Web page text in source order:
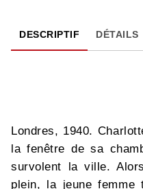
DESCRIPTIF DÉTAILS
Londres, 1940.
la fenêtre de sa
survolent la ville.
plein, la jeune femme